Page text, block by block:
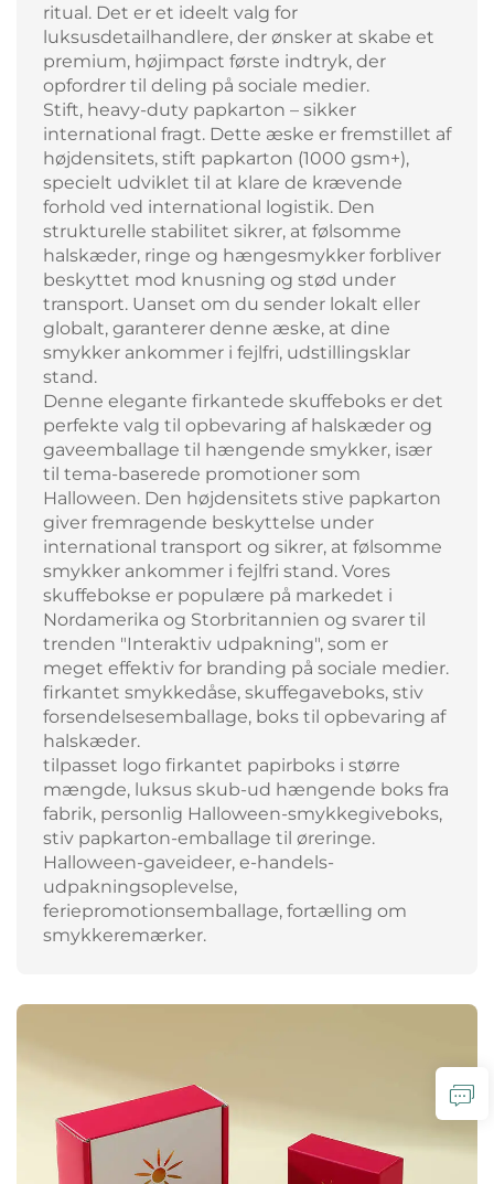
ritual. Det er et ideelt valg for
luksusdetailhandlere, der ønsker at skabe et
premium, højimpact første indtryk, der
opfordrer til deling på sociale medier.
Stift, heavy-duty papkarton – sikker
international fragt. Dette æske er fremstillet af
højdensitets, stift papkarton (1000 gsm+),
specielt udviklet til at klare de krævende
forhold ved international logistik. Den
strukturelle stabilitet sikrer, at følsomme
halskæder, ringe og hængesmykker forbliver
beskyttet mod knusning og stød under
transport. Uanset om du sender lokalt eller
globalt, garanterer denne æske, at dine
smykker ankommer i fejlfri, udstillingsklar
stand.
Denne elegante firkantede skuffeboks er det
perfekte valg til opbevaring af halskæder og
gaveemballage til hængende smykker, især
til tema-baserede promotioner som
Halloween. Den højdensitets stive papkarton
giver fremragende beskyttelse under
international transport og sikrer, at følsomme
smykker ankommer i fejlfri stand. Vores
skuffebokse er populære på markedet i
Nordamerika og Storbritannien og svarer til
trenden "Interaktiv udpakning", som er
meget effektiv for branding på sociale medier.
firkantet smykkedåse, skuffegaveboks, stiv
forsendelsesemballage, boks til opbevaring af
halskæder.
tilpasset logo firkantet papirboks i større
mængde, luksus skub-ud hængende boks fra
fabrik, personlig Halloween-smykkegiveboks,
stiv papkarton-emballage til øreringe.
Halloween-gaveideer, e-handels-
udpakningsoplevelse,
feriepromotionsemballage, fortælling om
smykkeremærker.